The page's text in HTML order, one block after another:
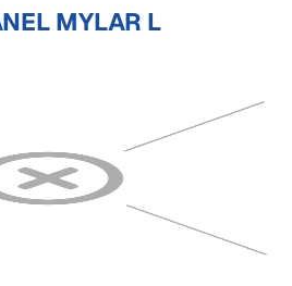
MYLAR L